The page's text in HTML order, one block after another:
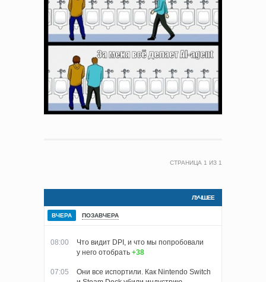
СТРАНИЦА 1 ИЗ 1
ЛУЧШЕЕ
ВЧЕРА ПОЗАВЧЕРА
08:00
Что видит DPI, и что мы попробовали
у него отобрать +38
07:05
Они все испортили. Как Nintendo Switch